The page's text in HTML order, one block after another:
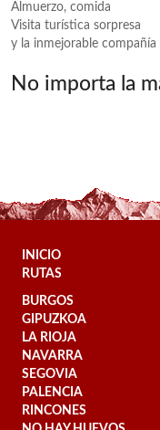
Almuerzo, comida
Visita turística sorpresa
y la inmejorable
No importa la
INICIO
RUTAS
BURGOS
GIPUZKOA
LA RIOJA
NAVARRA
SEGOVIA
PALENCIA
RINCONES